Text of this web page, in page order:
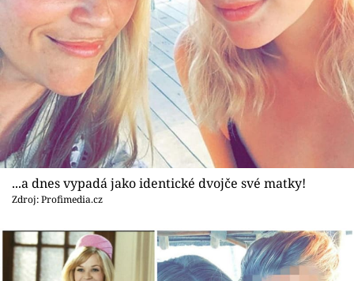
...a dnes vypadá jako identické dvojče své matky!
Zdroj: Profimedia.cz